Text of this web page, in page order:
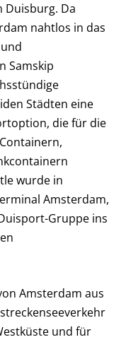
Duisburg. Da
nahtlos in das
Samskip
Städten eine
die für die
wurde in
Amsterdam,
Gruppe ins
Amsterdam aus
und für